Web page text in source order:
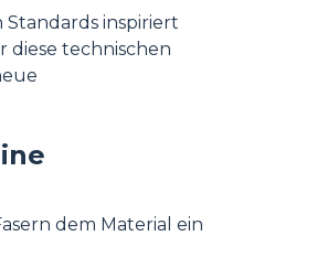
inspiriert
diese technischen
dem Material ein